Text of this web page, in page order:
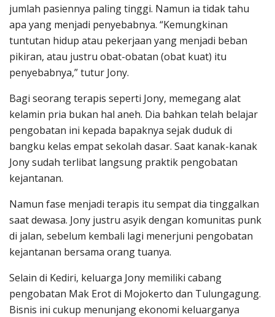
jumlah pasiennya paling tinggi. Namun ia tidak tahu
apa yang menjadi penyebabnya. “Kemungkinan
tuntutan hidup atau pekerjaan yang menjadi beban
pikiran, atau justru obat-obatan (obat kuat) itu
penyebabnya,” tutur Jony.
Bagi seorang terapis seperti Jony, memegang alat
kelamin pria bukan hal aneh. Dia bahkan telah belajar
pengobatan ini kepada bapaknya sejak duduk di
bangku kelas empat sekolah dasar. Saat kanak-kanak
Jony sudah terlibat langsung praktik pengobatan
kejantanan.
Namun fase menjadi terapis itu sempat dia tinggalkan
saat dewasa. Jony justru asyik dengan komunitas punk
di jalan, sebelum kembali lagi menerjuni pengobatan
kejantanan bersama orang tuanya.
Selain di Kediri, keluarga Jony memiliki cabang
pengobatan Mak Erot di Mojokerto dan Tulungagung.
Bisnis ini cukup menunjang ekonomi keluarganya